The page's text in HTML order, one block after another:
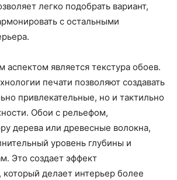
легко подобрать вариант,
с остальными
является текстура обоев.
печати позволяют создавать
привлекательные, но и тактильно
Обои с рельефом,
дерева или древесные волокна,
уровень глубины и
Это создает эффект
который делает интерьер более